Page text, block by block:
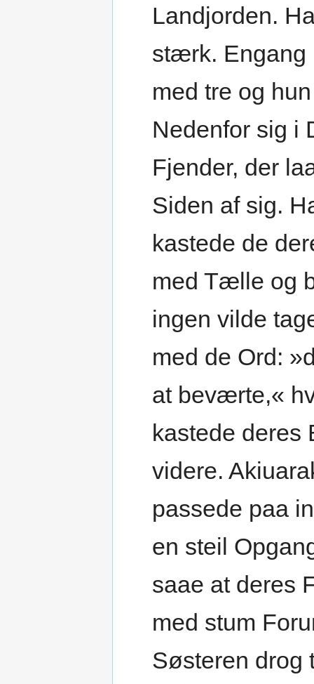
Landjorden.
stærk. Engang
med tre og
Nedenfor sig i
Fjender, der
Siden af sig.
kastede de
med Tælle og
ingen vilde
med de Ord:
at beværte,«
kastede deres
videre.
passede paa
en steil
saae at deres
med stum
Søsteren drog